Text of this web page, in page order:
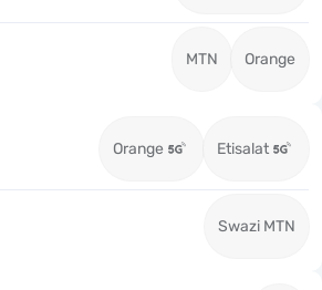
MTN Orange
Orange Etisalat
Swazi MTN